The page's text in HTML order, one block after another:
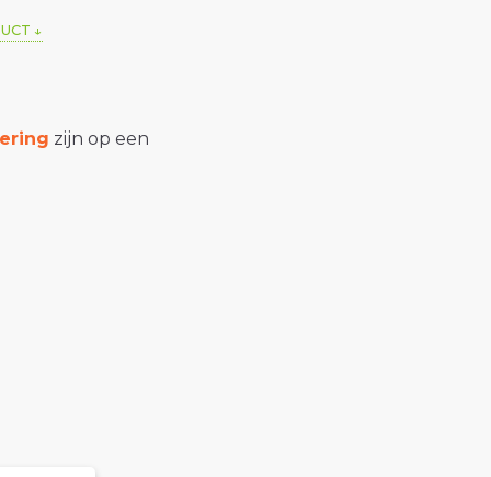
zijn op een